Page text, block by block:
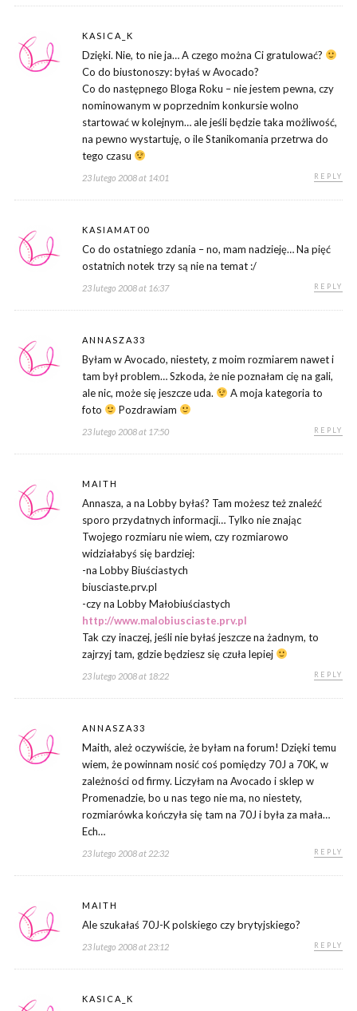
KASICA_K
Dzięki. Nie, to nie ja… A czego można Ci gratulować?
Co do biustonoszy: byłaś w Avocado?
Co do następnego Bloga Roku – nie jestem pewna, czy
nominowanym w poprzednim konkursie wolno
startować w kolejnym… ale jeśli będzie taka możliwość,
na pewno wystartuję, o ile Stanikomania przetrwa do
tego czasu
23 lutego 2008 at 14:01 REPLY
KASIAMAT00
Co do ostatniego zdania – no, mam nadzieję… Na pięć
ostatnich notek trzy są nie na temat :/
23 lutego 2008 at 16:37 REPLY
ANNASZA33
Byłam w Avocado, niestety, z moim rozmiarem nawet i
tam był problem… Szkoda, że nie poznałam cię na gali,
ale nic, może się jeszcze uda.
A moja kategoria to
foto
Pozdrawiam
23 lutego 2008 at 17:50 REPLY
MAITH
Annasza, a na Lobby byłaś? Tam możesz też znaleźć
sporo przydatnych informacji… Tylko nie znając
Twojego rozmiaru nie wiem, czy rozmiarowo
widziałabyś się bardziej:
-na Lobby Biuściastych
biusciaste.prv.pl
-czy na Lobby Małobiuściastych
http://www.malobiusciaste.prv.pl
Tak czy inaczej, jeśli nie byłaś jeszcze na żadnym, to
zajrzyj tam, gdzie będziesz się czuła lepiej
23 lutego 2008 at 18:22 REPLY
ANNASZA33
Maith, ależ oczywiście, że byłam na forum! Dzięki temu
wiem, że powinnam nosić coś pomiędzy 70J a 70K, w
zależności od firmy. Liczyłam na Avocado i sklep w
Promenadzie, bo u nas tego nie ma, no niestety,
rozmiarówka kończyła się tam na 70J i była za mała…
Ech…
23 lutego 2008 at 22:32 REPLY
MAITH
Ale szukałaś 70J-K polskiego czy brytyjskiego?
23 lutego 2008 at 23:12 REPLY
KASICA_K